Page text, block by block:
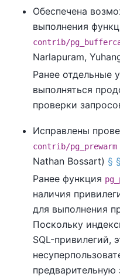
Обеспечена
выполнения
contrib/
Narlapuram,
Ранее отдельные
выполняться
проверки
Исправлены
contrib/pg_prewarm
Nathan Bossart) § §
Ранее функция
наличия
для выполнения
Поскольку
SQL-привилегий,
предварительную